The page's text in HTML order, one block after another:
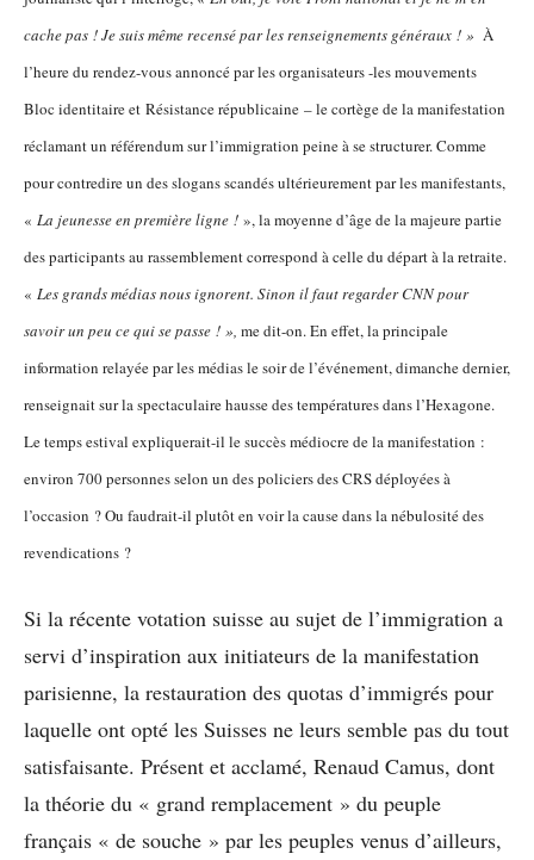
cache pas ! Je suis même recensé par les renseignements généraux ! » À
l’heure du rendez-vous annoncé par les organisateurs -les mouvements
Bloc identitaire et Résistance républicaine – le cortège de la manifestation
réclamant un référendum sur l’immigration peine à se structurer. Comme
pour contredire un des slogans scandés ultérieurement par les manifestants,
« La jeunesse en première ligne ! », la moyenne d’âge de la majeure partie
des participants au rassemblement correspond à celle du départ à la retraite.
« Les grands médias nous ignorent. Sinon il faut regarder CNN pour
savoir un peu ce qui se passe ! », me dit-on. En effet, la principale
information relayée par les médias le soir de l’événement, dimanche dernier,
renseignait sur la spectaculaire hausse des températures dans l’Hexagone.
Le temps estival expliquerait-il le succès médiocre de la manifestation :
environ 700 personnes selon un des policiers des CRS déployées à
l’occasion ? Ou faudrait-il plutôt en voir la cause dans la nébulosité des
revendications ?
Si la récente votation suisse au sujet de l’immigration a
servi d’inspiration aux initiateurs de la manifestation
parisienne, la restauration des quotas d’immigrés pour
laquelle ont opté les Suisses ne leurs semble pas du tout
satisfaisante. Présent et acclamé, Renaud Camus, dont
la théorie du « grand remplacement » du peuple
français « de souche » par les peuples venus d’ailleurs,